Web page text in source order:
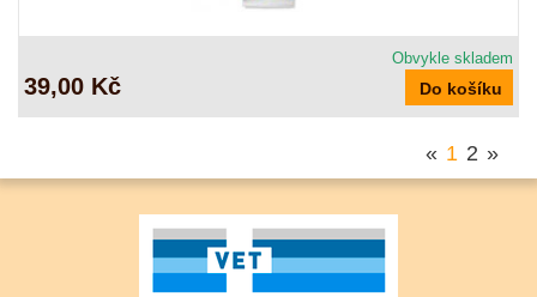
Obvykle skladem
39,00 Kč
« 1 2 »